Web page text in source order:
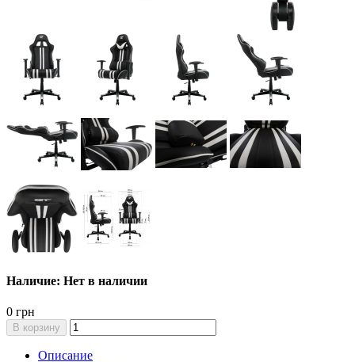
Наличие: Нет в наличии
0 грн
В корзину
Описание